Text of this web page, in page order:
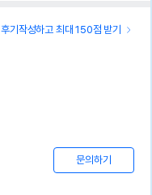
후기작성하고 최대 150점 받기
문의하기